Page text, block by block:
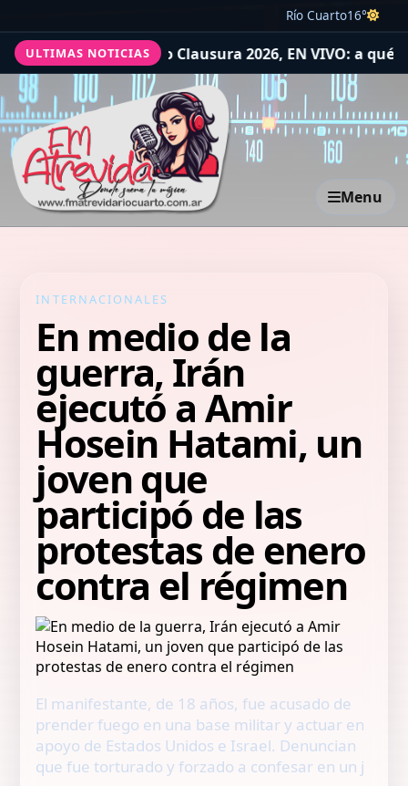
Río Cuarto16°
ULTIMAS NOTICIAS
por el Torneo Clausura 2026, EN VIVO: a qué
Menu
INTERNACIONALES
En medio de la
guerra, Irán
ejecutó a Amir
Hosein Hatami, un
joven que
participó de las
protestas de enero
contra el régimen
El manifestante, de 18 años, fue acusado de
prender fuego en una base militar y actuar en
apoyo de Estados Unidos e Israel. Denuncian
que fue torturado y forzado a confesar en un j